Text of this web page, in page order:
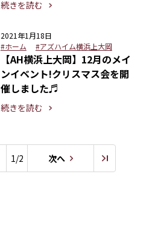
続きを読む
2021年1月18日
#ホーム
#アズハイム横浜上大岡
【AH横浜上大岡】12月のメイ
ンイベント!クリスマス会を開
催しました♬
続きを読む
1/2 次へ